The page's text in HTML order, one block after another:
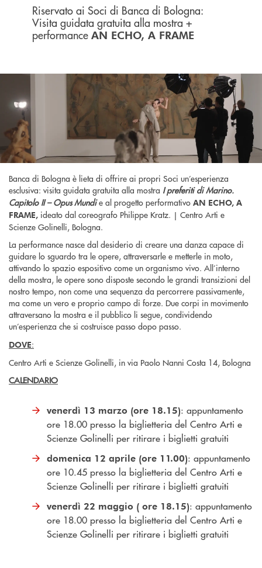
Riservato ai Soci di Banca di Bologna:
Visita guidata gratuita alla mostra +
performance AN ECHO, A FRAME
Banca di Bologna è lieta di offrire ai propri Soci un’esperienza
esclusiva: visita guidata gratuita alla mostra I preferiti di Marino.
Capitolo II – Opus Mundie al progetto performativo AN ECHO, A
FRAME, ideato dal coreografo Philippe Kratz. | Centro Arti e
Scienze Golinelli, Bologna.
La performance nasce dal desiderio di creare una danza capace di
guidare lo sguardo tra le opere, attraversarle e metterle in moto,
attivando lo spazio espositivo come un organismo vivo. All’interno
della mostra, le opere sono disposte secondo le grandi transizioni del
nostro tempo, non come una sequenza da percorrere passivamente,
ma come un vero e proprio campo di forze. Due corpi in movimento
attraversano la mostra e il pubblico li segue, condividendo
un’esperienza che si costruisce passo dopo passo.
DOVE:
Centro Arti e Scienze Golinelli, in via Paolo Nanni Costa 14, Bologna
CALENDARIO
venerdì 13 marzo (ore 18.15): appuntamento
ore 18.00 presso la biglietteria del Centro Arti e
Scienze Golinelli per ritirare i biglietti gratuiti
domenica 12 aprile (ore 11.00): appuntamento
ore 10.45 presso la biglietteria del Centro Arti e
Scienze Golinelli per ritirare i biglietti gratuiti
venerdì 22 maggio ( ore 18.15): appuntamento
ore 18.00 presso la biglietteria del Centro Arti e
Scienze Golinelli per ritirare i biglietti gratuiti